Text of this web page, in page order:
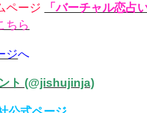
ページ
「バーチャル恋占
ちら
ジへ
ト (@jishujinja)